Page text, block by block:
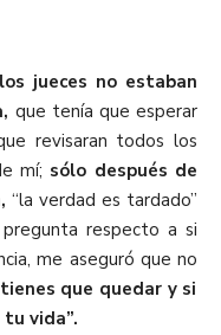
los jueces no estaban
que tenía que esperar
revisaran todos los
mí; sólo después de
“la verdad es tardado”
respecto a si
me aseguró que no
que quedar y si
vida”.